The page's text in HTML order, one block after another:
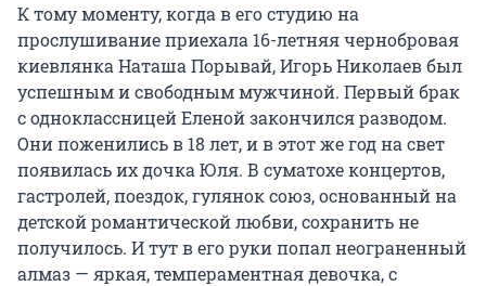
К тому моменту, когда в его студию на
прослушивание приехала 16-летняя чернобровая
киевлянка Наташа Порывай, Игорь Николаев был
успешным и свободным мужчиной. Первый брак
с одноклассницей Еленой закончился разводом.
Они поженились в 18 лет, и в этот же год на свет
появилась их дочка Юля. В суматохе концертов,
гастролей, поездок, гулянок союз, основанный на
детской романтической любви, сохранить не
получилось. И тут в его руки попал неограненный
алмаз — яркая, темпераментная девочка, с